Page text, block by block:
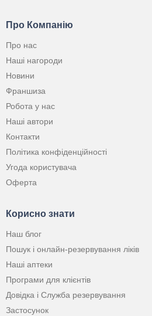
Про Компанію
Про нас
Наші нагороди
Новини
Франшиза
Робота у нас
Наші автори
Контакти
Політика конфіденційності
Угода користувача
Оферта
Корисно знати
Наш блог
Пошук і онлайн-резервування ліків
Наші аптеки
Програми для клієнтів
Довідка і Служба резервування
Застосунок